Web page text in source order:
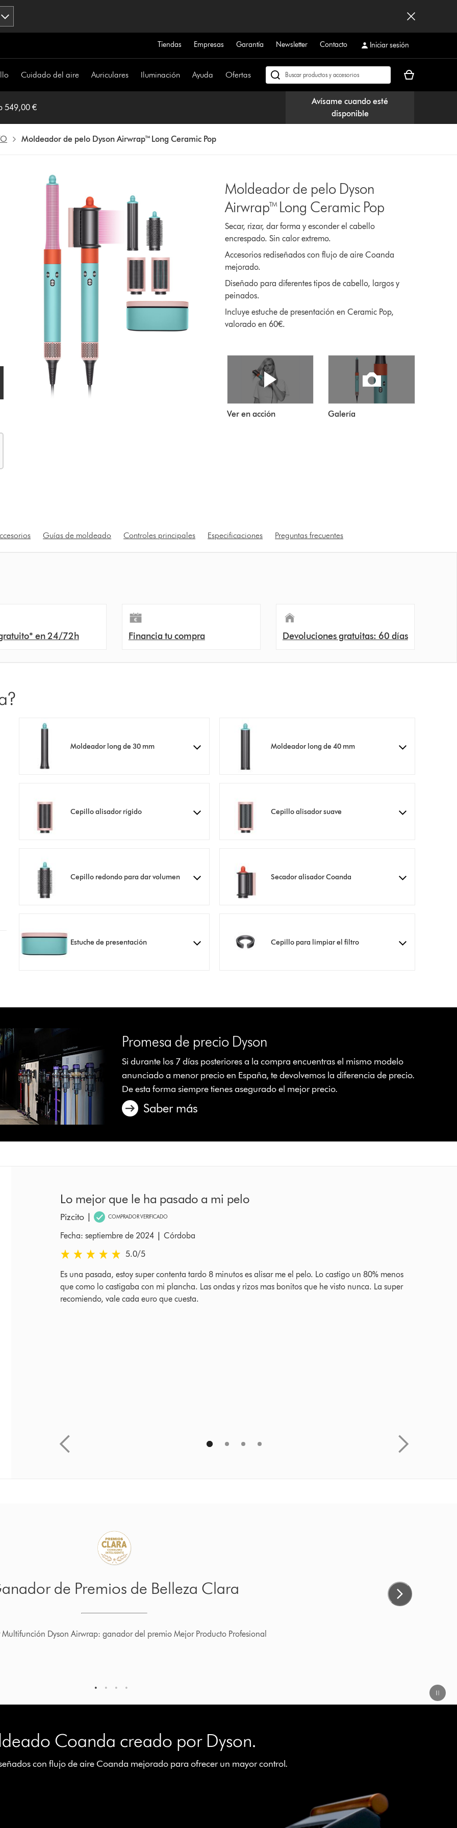
Tiendas Empresas Garantía Newsletter Contacto Iniciar sesión
Cuidado del aire Auriculares Iluminación Ayuda Ofertas
Buscar
dyson.es
Tu
549,00 €
Avísame cuando esté
disponible
Moldeador de pelo Dyson Airwrap™ Long Ceramic Pop
Moldeador de pelo Dyson
Airwrap™ Long Ceramic Pop
Secar, rizar, dar forma y esconder el cabello
encrespado. Sin calor extremo.
Accesorios rediseñados con flujo de aire Coanda
mejorado.
Diseñado para diferentes tipos de cabello, largos y
peinados.
Incluye estuche de presentación en Ceramic Pop,
valorado en 60€.
Ver en acción Galería
Guías de moldeado Controles principales Especificaciones Preguntas frecuentes
en 24/72h Financia tu compra Devoluciones gratuitas: 60 días
Moldeador long de 30 mm
Cepillo alisador rígido
Cepillo redondo para dar volumen
Estuche de presentación
Moldeador long de 40 mm
Cepillo alisador suave
Secador alisador Coanda
Cepillo para limpiar el filtro
Promesa de precio Dyson
Si durante los 7 días posteriores a la compra encuentras el mismo modelo
anunciado a menor precio en España, te devolvemos la diferencia de precio.
De esta forma siempre tienes asegurado el mejor precio.
Saber más
Lo mejor que le ha pasado a mi pelo
Pizcito | COMPRADOR VERIFICADO
Fecha: septiembre de 2024 | Córdoba
5.0 estrellas de 5 de Fecha: septiembre de 2024 Ratings
5.0/5
Es una pasada, estoy super contenta tardo 8 minutos es alisar me el pelo. Lo castigo un 80% menos
que como lo castigaba con mi plancha. Las ondas y rizos mas bonitos que he visto nunca. La super
recomiendo, vale cada euro que cuesta.
Clara
Mejor Producto Profesional
1 2 3 4
Coanda creado por Dyson.
con flujo de aire Coanda mejorado para ofrecer un mayor control.